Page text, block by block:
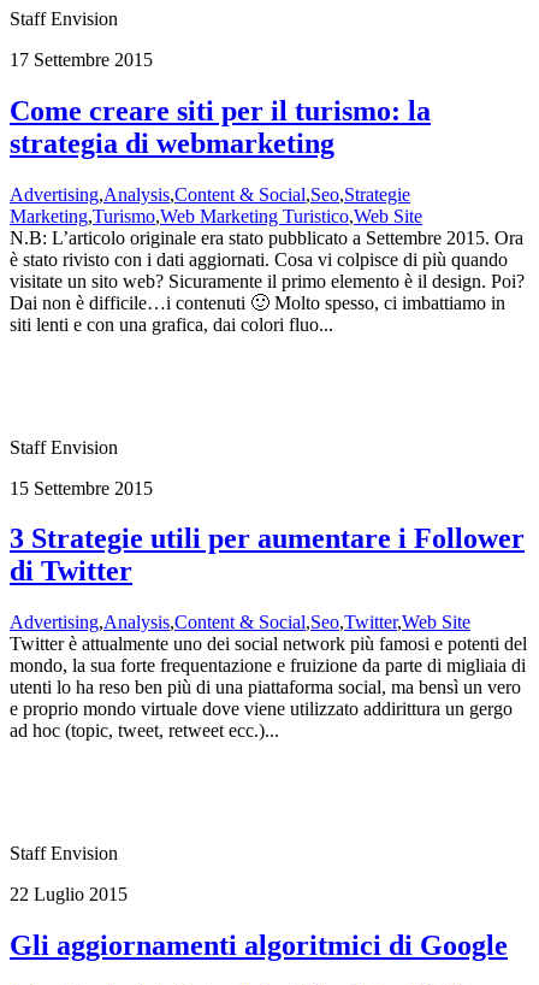
Staff Envision
17 Settembre 2015
Come creare siti per il turismo: la
strategia di webmarketing
Advertising,Analysis,Content & Social,Seo,Strategie
Marketing,Turismo,Web Marketing Turistico,Web Site
N.B: L’articolo originale era stato pubblicato a Settembre 2015. Ora
è stato rivisto con i dati aggiornati. Cosa vi colpisce di più quando
visitate un sito web? Sicuramente il primo elemento è il design. Poi?
Dai non è difficile…i contenuti 🙂 Molto spesso, ci imbattiamo in
siti lenti e con una grafica, dai colori fluo...
Staff Envision
15 Settembre 2015
3 Strategie utili per aumentare i Follower
di Twitter
Advertising,Analysis,Content & Social,Seo,Twitter,Web Site
Twitter è attualmente uno dei social network più famosi e potenti del
mondo, la sua forte frequentazione e fruizione da parte di migliaia di
utenti lo ha reso ben più di una piattaforma social, ma bensì un vero
e proprio mondo virtuale dove viene utilizzato addirittura un gergo
ad hoc (topic, tweet, retweet ecc.)...
Staff Envision
22 Luglio 2015
Gli aggiornamenti algoritmici di Google